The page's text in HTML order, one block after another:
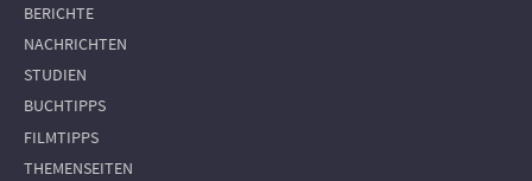
BERICHTE
NACHRICHTEN
STUDIEN
BUCHTIPPS
FILMTIPPS
THEMENSEITEN